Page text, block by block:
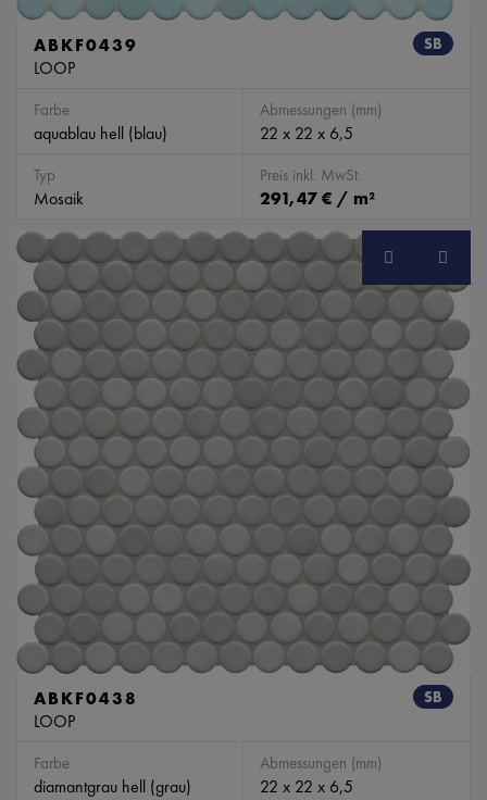
SB
ABKF0439
LOOP
Farbe
aquablau hell (blau)
Abmessungen (mm)
22 x 22 x 6,5
Typ
Mosaik
Preis inkl. MwSt.
291,47 € / m²
SB
ABKF0438
LOOP
Farbe
diamantgrau hell (grau)
Abmessungen (mm)
22 x 22 x 6,5